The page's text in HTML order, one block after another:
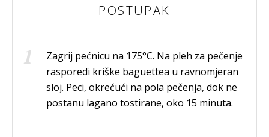
POSTUPAK
Zagrij pećnicu na 175°C. Na pleh za pečenje
rasporedi kriške baguettea u ravnomjeran
sloj. Peci, okrećući na pola pečenja, dok ne
postanu lagano tostirane, oko 15 minuta.